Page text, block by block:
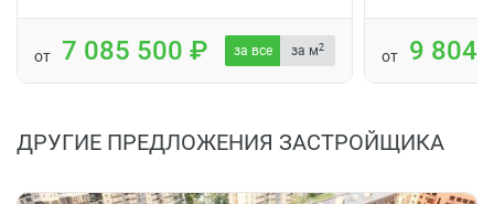
от 7 085 500 за все за м2
от 9 804
ДРУГИЕ ПРЕДЛОЖЕНИЯ ЗАСТРОЙЩИКА